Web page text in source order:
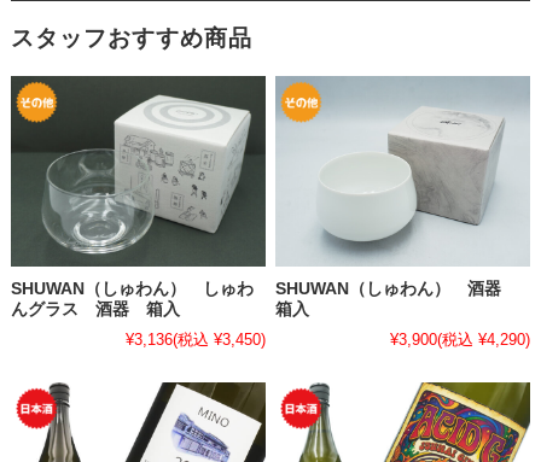
スタッフおすすめ商品
SHUWAN（しゅわん） しゅわ
んグラス 酒器 箱入
¥3,136(税込 ¥3,450)
SHUWAN（しゅわん） 酒器
箱入
¥3,900(税込 ¥4,290)